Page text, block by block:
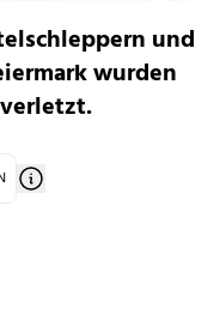
und
wurden